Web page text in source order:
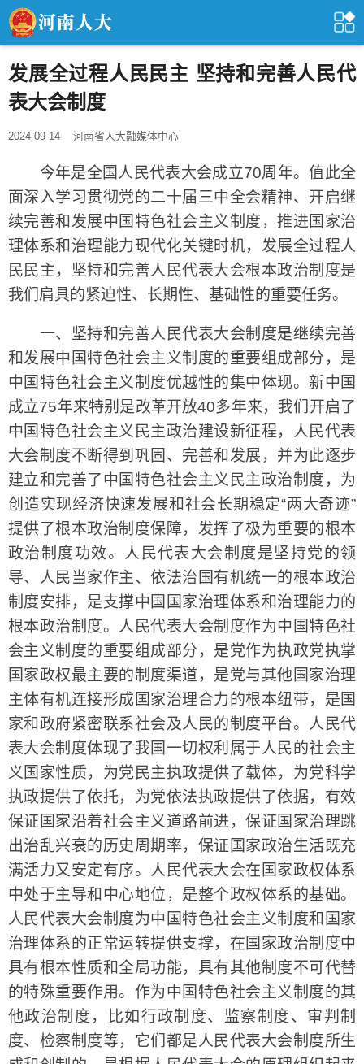
发展全过程人民民主 坚持和完善人民代
表大会制度
2024-09-14 河南省人大融媒体中心
今年是全国人民代表大会成立70周年。值此全
面深入学习贯彻党的二十届三中全会精神、开启继
续完善和发展中国特色社会主义制度，推进国家治
理体系和治理能力现代化关键时机，发展全过程人
民民主，坚持和完善人民代表大会根本政治制度是
我们肩具的紧迫性、长期性、基础性的重要任务。
一、坚持和完善人民代表大会制度是继续完善
和发展中国特色社会主义制度的重要组成部分，是
中国特色社会主义制度优越性的集中体现。新中国
成立75年来特别是改革开放40多年来，我们开启了
中国特色社会主义民主政治建设新征程，人民代表
大会制度不断得到巩固、完善和发展，并为此逐步
建立和完善了中国特色社会主义民主政治制度，为
创造实现经济快速发展和社会长期稳定“两大奇迹”
提供了根本政治制度保障，发挥了极为重要的根本
政治制度功效。人民代表大会制度是坚持党的领
导、人民当家作主、依法治国有机统一的根本政治
制度安排，是支撑中国国家治理体系和治理能力的
根本政治制度。人民代表大会制度作为中国特色社
会主义制度的重要组成部分，是党作为执政党执掌
国家政权最主要的制度渠道，是党与其他国家治理
主体有机连接形成国家治理合力的根本纽带，是国
家和政府紧密联系社会及人民的制度平台。人民代
表大会制度体现了我国一切权利属于人民的社会主
义国家性质，为党民主执政提供了载体，为党科学
执政提供了依托，为党依法执政提供了依据，有效
保证国家沿着社会主义道路前进，保证国家治理跳
出治乱兴衰的历史周期率，保证国家政治生活既充
满活力又安定有序。人民代表大会在国家政权体系
中处于主导和中心地位，是整个政权体系的基础。
人民代表大会制度为中国特色社会主义制度和国家
治理体系的正常运转提供支撑，在国家政治制度中
具有根本性质和全局功能，具有其他制度不可代替
的特殊重要作用。作为中国特色社会主义制度的其
他政治制度，比如行政制度、监察制度、审判制
度、检察制度等，它们都是人民代表大会制度所生